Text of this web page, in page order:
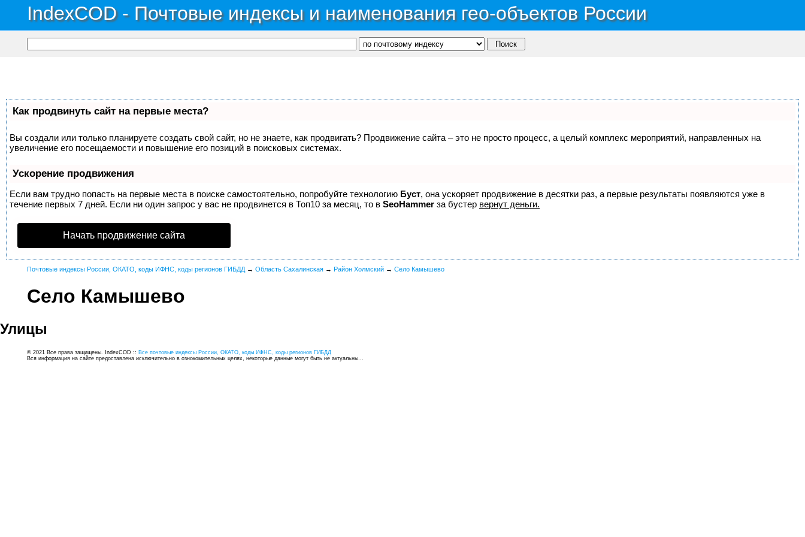
IndexCOD - Почтовые индексы и наименования гео-объектов России
Как продвинуть сайт на первые места?
Вы создали или только планируете создать свой сайт, но не знаете, как продвигать? Продвижение сайта – это не просто процесс, а целый комплекс мероприятий, направленных на
увеличение его посещаемости и повышение его позиций в поисковых системах.
Ускорение продвижения
Если вам трудно попасть на первые места в поиске самостоятельно, попробуйте технологию Буст, она ускоряет продвижение в десятки раз, а первые результаты появляются уже в
течение первых 7 дней. Если ни один запрос у вас не продвинется в Топ10 за месяц, то в SeoHammer за бустер вернут деньги.
Начать продвижение сайта
Почтовые индексы России, ОКАТО, коды ИФНС, коды регионов ГИБДД → Область Сахалинская → Район Холмский → Село Камышево
Село Камышево
Улицы
© 2021 Все права защищены. IndexCOD :: Все почтовые индексы России, ОКАТО, коды ИФНС, коды регионов ГИБДД
Вся информация на сайте предоставлена исключительно в ознокомительных целях, некоторые данные могут быть не актуальны...